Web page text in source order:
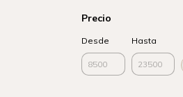
Precio
Desde Hasta